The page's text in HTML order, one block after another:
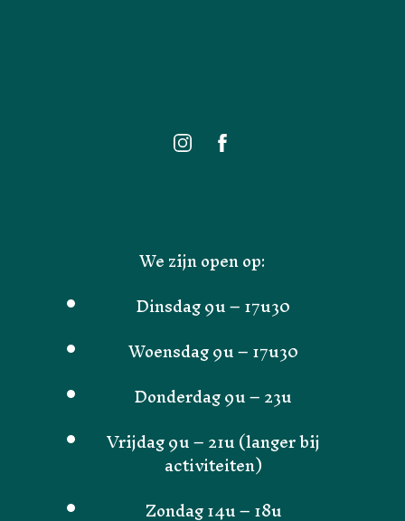
We zijn open op:
Dinsdag 9u – 17u30
Woensdag 9u – 17u30
Donderdag 9u – 23u
Vrijdag 9u – 21u (langer bij
activiteiten)
Zondag 14u – 18u